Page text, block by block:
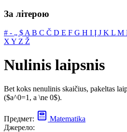
За літерою
# ‐ „ $ A B C Č D E F G H I Į J K L M
X Y Z Ž
Nulinis laipsnis
Bet koks nenulinis skaičius, pakeltas
($a^0=1, a \ne 0$).
Предмет:
Matematika
Джерело: